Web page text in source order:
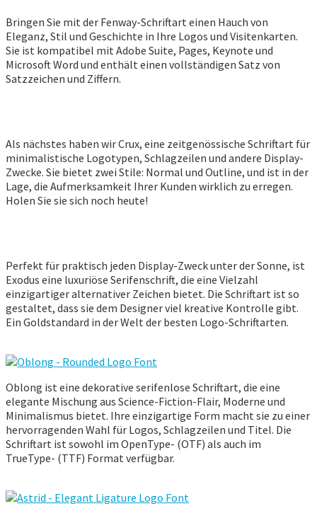
Bringen Sie mit der Fenway-Schriftart einen Hauch von
Eleganz, Stil und Geschichte in Ihre Logos und Visitenkarten.
Sie ist kompatibel mit Adobe Suite, Pages, Keynote und
Microsoft Word und enthält einen vollständigen Satz von
Satzzeichen und Ziffern.
Als nächstes haben wir Crux, eine zeitgenössische Schriftart für
minimalistische Logotypen, Schlagzeilen und andere Display-
Zwecke. Sie bietet zwei Stile: Normal und Outline, und ist in der
Lage, die Aufmerksamkeit Ihrer Kunden wirklich zu erregen.
Holen Sie sie sich noch heute!
Perfekt für praktisch jeden Display-Zweck unter der Sonne, ist
Exodus eine luxuriöse Serifenschrift, die eine Vielzahl
einzigartiger alternativer Zeichen bietet. Die Schriftart ist so
gestaltet, dass sie dem Designer viel kreative Kontrolle gibt.
Ein Goldstandard in der Welt der besten Logo-Schriftarten.
Oblong ist eine dekorative serifenlose Schriftart, die eine
elegante Mischung aus Science-Fiction-Flair, Moderne und
Minimalismus bietet. Ihre einzigartige Form macht sie zu einer
hervorragenden Wahl für Logos, Schlagzeilen und Titel. Die
Schriftart ist sowohl im OpenType- (OTF) als auch im
TrueType- (TTF) Format verfügbar.